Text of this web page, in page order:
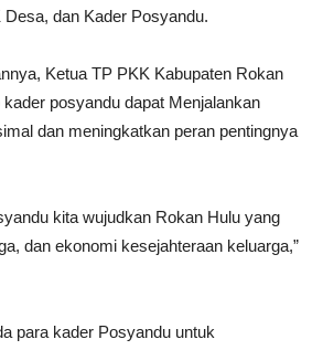
dan Kader Posyandu.
Ketua TP PKK Kabupaten Rokan
posyandu dapat Menjalankan
dan meningkatkan peran pentingnya
kita wujudkan Rokan Hulu yang
dan ekonomi kesejahteraan keluarga,”
para kader Posyandu untuk